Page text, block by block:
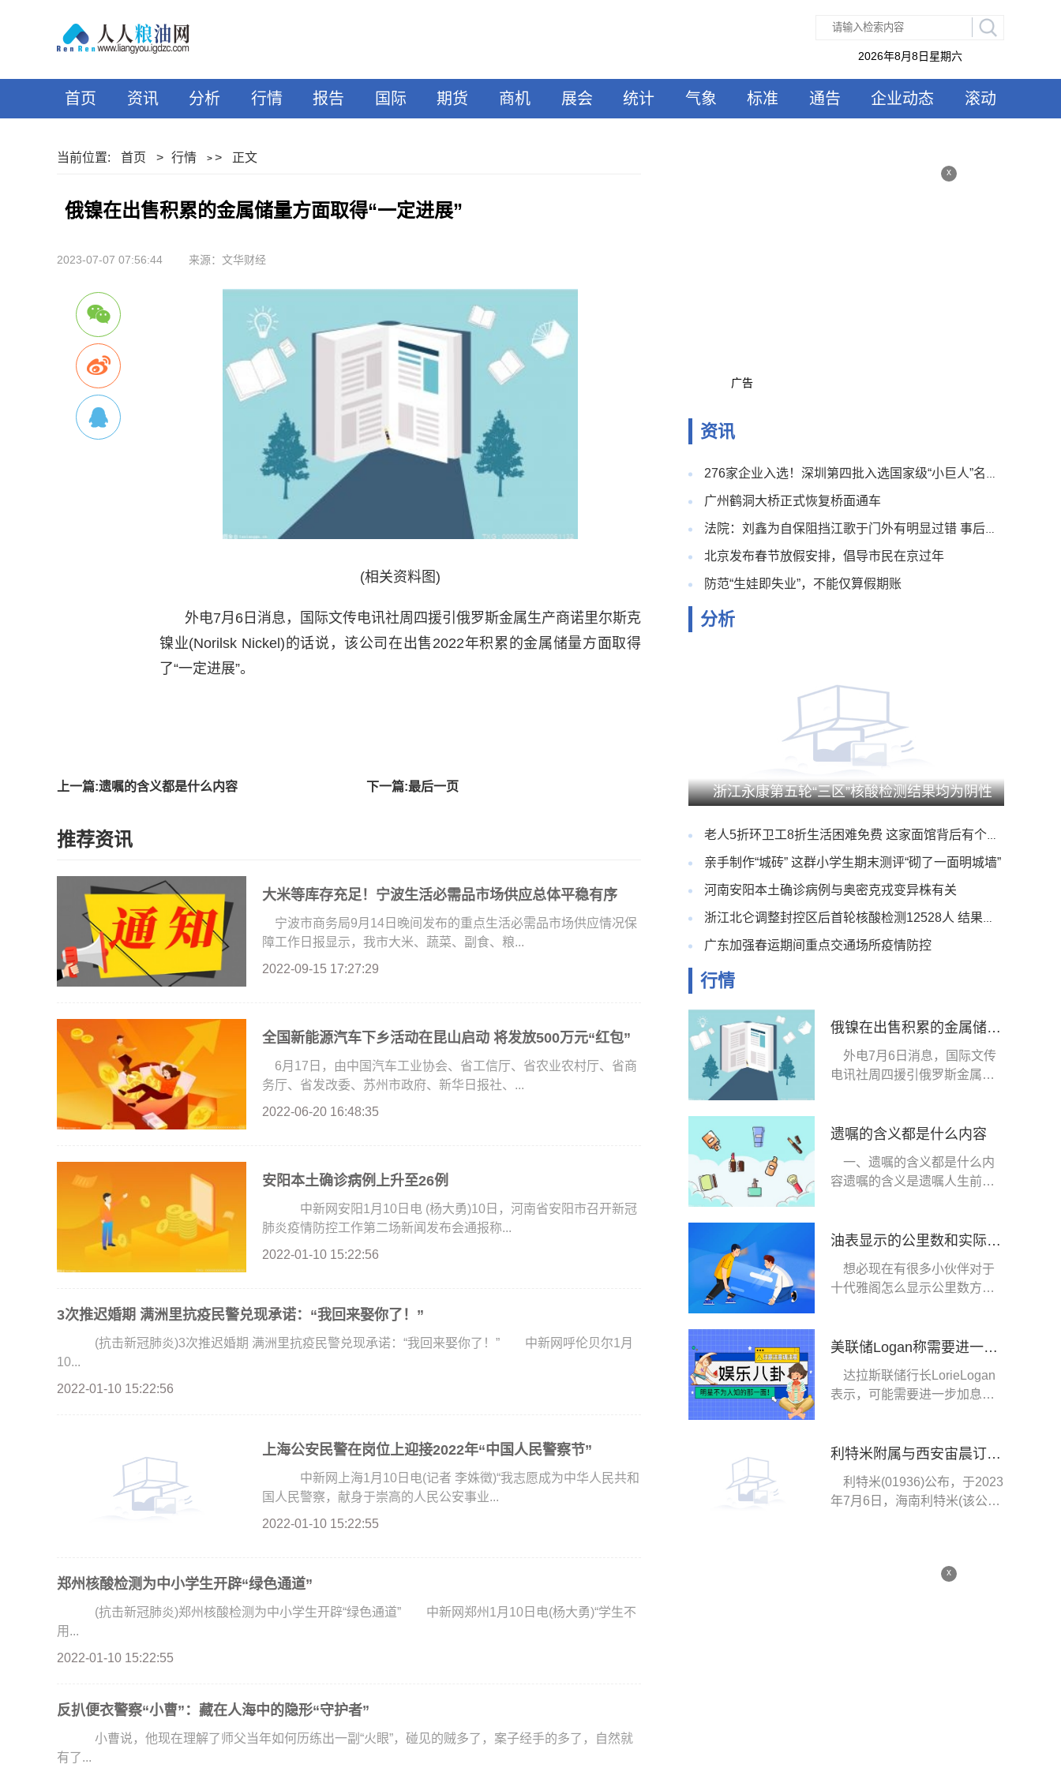
2026年8月8日星期六
首页 资讯 分析 行情 报告 国际 期货 商机 展会 统计 气象 标准 通告 企业动态 滚动
当前位置: 首页 > 行情 > > 正文
俄镍在出售积累的金属储量方面取得“一定进展”
2023-07-07 07:56:44 来源：文华财经
(相关资料图)
外电7月6日消息，国际文传电讯社周四援引俄罗斯金属生产商诺里尔斯克
镍业(Norilsk Nickel)的话说，该公司在出售2022年积累的金属储量方面取得
了“一定进展”。
上一篇:遗嘱的含义都是什么内容 下一篇:最后一页
推荐资讯
大米等库存充足！宁波生活必需品市场供应总体平稳有序
宁波市商务局9月14日晚间发布的重点生活必需品市场供应情况保
障工作日报显示，我市大米、蔬菜、副食、粮...
2022-09-15 17:27:29
全国新能源汽车下乡活动在昆山启动 将发放500万元“红包”
6月17日，由中国汽车工业协会、省工信厅、省农业农村厅、省商
务厅、省发改委、苏州市政府、新华日报社、...
2022-06-20 16:48:35
安阳本土确诊病例上升至26例
中新网安阳1月10日电 (杨大勇)10日，河南省安阳市召开新冠
肺炎疫情防控工作第二场新闻发布会通报称...
2022-01-10 15:22:56
3次推迟婚期 满洲里抗疫民警兑现承诺：“我回来娶你了！”
(抗击新冠肺炎)3次推迟婚期 满洲里抗疫民警兑现承诺：“我回来娶你了！” 中新网呼伦贝尔1月
10...
2022-01-10 15:22:56
上海公安民警在岗位上迎接2022年“中国人民警察节”
中新网上海1月10日电(记者 李姝徵)“我志愿成为中华人民共和
国人民警察，献身于崇高的人民公安事业...
2022-01-10 15:22:55
郑州核酸检测为中小学生开辟“绿色通道”
(抗击新冠肺炎)郑州核酸检测为中小学生开辟“绿色通道” 中新网郑州1月10日电(杨大勇)“学生不
用...
2022-01-10 15:22:55
反扒便衣警察“小曹”：藏在人海中的隐形“守护者”
小曹说，他现在理解了师父当年如何历练出一副“火眼”，碰见的贼多了，案子经手的多了，自然就
有了...
x
广告
资讯
276家企业入选！深圳第四批入选国家级“小巨人”名单公布
广州鹤洞大桥正式恢复桥面通车
法院：刘鑫为自保阻挡江歌于门外有明显过错 事后言论有违伦常
北京发布春节放假安排，倡导市民在京过年
防范“生娃即失业”，不能仅算假期账
分析
浙江永康第五轮“三区”核酸检测结果均为阴性
老人5折环卫工8折生活困难免费 这家面馆背后有个暖心事
亲手制作“城砖” 这群小学生期末测评“砌了一面明城墙”
河南安阳本土确诊病例与奥密克戎变异株有关
浙江北仑调整封控区后首轮核酸检测12528人 结果均为阴性
广东加强春运期间重点交通场所疫情防控
行情
俄镍在出售积累的金属储量方面取得“一定进展”
外电7月6日消息，国际文传
电讯社周四援引俄罗斯金属生
遗嘱的含义都是什么内容
一、遗嘱的含义都是什么内
容遗嘱的含义是遗嘱人生前在
油表显示的公里数和实际差别很大（十代雅阁怎么显示公里数）
想必现在有很多小伙伴对于
十代雅阁怎么显示公里数方面
美联储Logan称需要进一步加息给通胀降温
达拉斯联储行长LorieLogan
表示，可能需要进一步加息才
利特米附属与西安宙晨订立合作协议 将投资于中国文昌市东郊镇码头村
利特米(01936)公布，于2023
年7月6日，海南利特米(该公司
x